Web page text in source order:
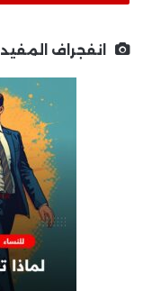
انفجراف المفيد